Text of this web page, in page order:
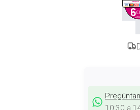
10:30 a